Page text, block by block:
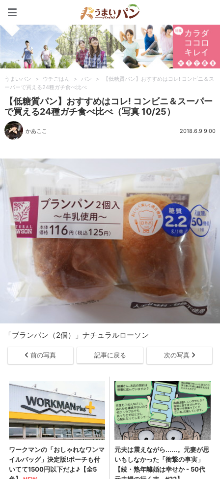
うまいパン > ウチごはん > パン >
【低糖質パン】おすすめはコレ! コンビニ＆ス
ーパーで買える24種ガチ食べ比べ
【低糖質パン】おすすめはコレ! コンビニ＆スーパー
で買える24種ガチ食べ比べ（写真 10/25）
かあここ 2018.6.9 9:00
「ブランパン（2個）」ナチュラルローソン
前の写真 記事に戻る 次の写真